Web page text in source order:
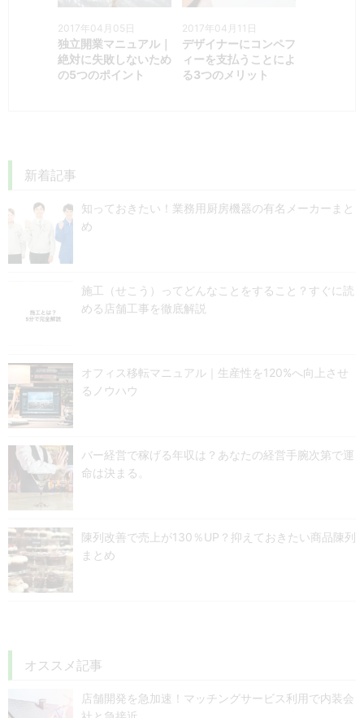
2017年04月05日
独立開業マニュアル｜
絶対に失敗しないため
の5つのポイント
2017年04月11日
デザイナーにコンペフ
ィーを支払うことによ
る3つのメリット
新着記事
知っておきたい！業務用厨房機器の有名メーカーまと
め
施工（せこう）ってどんなことをすること？すぐに読
める店舗工事を徹底解説
オフィス移転マニュアル｜生産性を120%へ向上させ
るノウハウ
バー経営で稼げる年収は？あなたの経営手腕次第で運
命は決まる。
陳列改善で売上が130％UP？抑えておきたい商品陳列
まとめ
オススメ記事
店舗開発を急加速！マッチングサービス利用で内装会